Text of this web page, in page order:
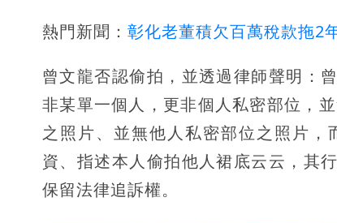
熱門新聞： 彰化老董積欠百萬稅款拖2
曾文龍否認偷拍，並透過律師聲明：
非某單一個人，更非個人私密部位，
之照片、並無他人私密部位之照片
資、指述本人偷拍他人裙底云云，其
保留法律追訴權。